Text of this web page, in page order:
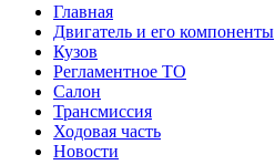
Главная
Двигатель и его компоненты
Кузов
Регламентное ТО
Салон
Трансмиссия
Ходовая часть
Новости